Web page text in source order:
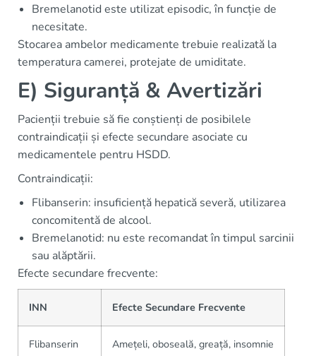
Bremelanotid este utilizat episodic, în funcție de
necesitate.
Stocarea ambelor medicamente trebuie realizată la
temperatura camerei, protejate de umiditate.
E) Siguranță & Avertizări
Pacienții trebuie să fie conștienți de posibilele
contraindicații și efecte secundare asociate cu
medicamentele pentru HSDD.
Contraindicații:
Flibanserin: insuficiență hepatică severă, utilizarea
concomitentă de alcool.
Bremelanotid: nu este recomandat în timpul sarcinii
sau alăptării.
Efecte secundare frecvente:
INN Efecte Secundare Frecvente
Flibanserin Amețeli, oboseală, greață, insomnie